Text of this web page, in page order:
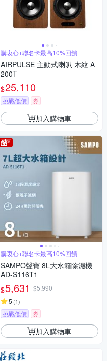
購衷心+聯名卡最高10%回饋
AIRPULSE 主動式喇叭 木紋 A
200T
$25,110
挑戰低價 券
加入購物車
購衷心+聯名卡最高10%回饋
SAMPO聲寶 8L大水箱除濕機
AD-S116T1
$5,631 $5,990
5 (1)
挑戰低價 券
加入購物車